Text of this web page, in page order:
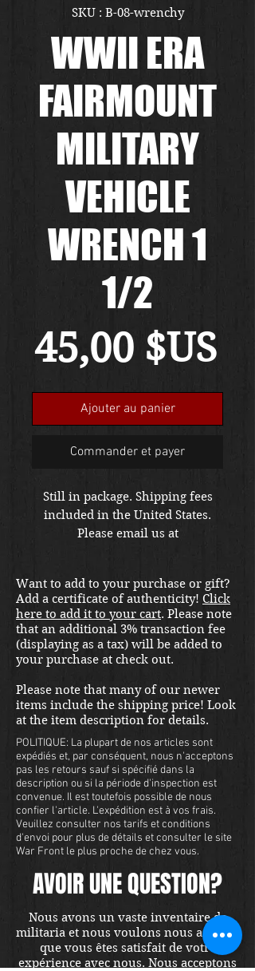
SKU : B-08-wrenchy
WWII ERA
FAIRMOUNT
MILITARY
VEHICLE
WRENCH 1
1/2
45,00 $US
Ajouter au panier
Commander et payer
Still in package. Shipping fees
included in the United States.
Please email us at
Located in Kirkland location.
Want to add to your purchase or gift?
Add a certificate of authenticity! Click
here to add it to your cart. Please note
that an additional 3% transaction fee
(displaying as a tax) will be added to
your purchase at check out.
Please note that many of our newer
items include the shipping price! Look
at the item description for details.
POLITIQUE: La plupart de nos articles sont
expédiés et, par conséquent, nous n'acceptons
pas les retours sauf si spécifié dans la
description ou si la période d'inspection est
convenue. Il est toutefois possible de nous
confier l'article. L'expédition est à vos frais.
Veuillez consulter nos tarifs et conditions
d'envoi pour plus de détails et consulter le site
War Front le plus proche de chez vous.
AVOIR UNE QUESTION?
Nous avons un vaste inventaire de
militaria et nous voulons nous assurer
que vous êtes satisfait de votre
expérience avec nous. Nous acceptons